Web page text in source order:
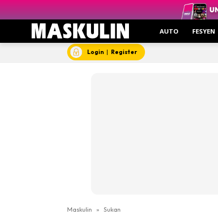
AUTO FESYEN
Login | Register
Maskulin » Sukan